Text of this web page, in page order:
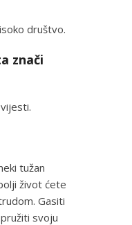
društvo.
znači
tužan
život ćete
Gasiti
svoju